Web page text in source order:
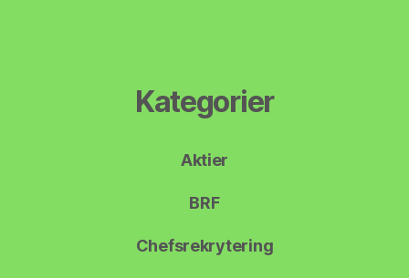
Kategorier
Aktier
BRF
Chefsrekrytering